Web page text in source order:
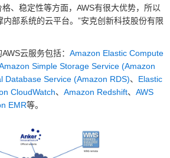
、稳定性等方面，AWS有很大优势，所以
部系统的云平台。”安克创新科技股份有限
云服务包括： Amazon Elastic Compute
Simple Storage Service (Amazon
Database Service (Amazon RDS)、 Elastic
CloudWatch、 Amazon Redshift、 AWS
EMR等。